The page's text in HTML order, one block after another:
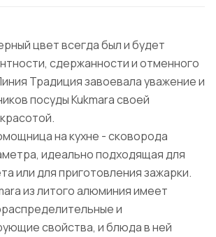
цвет всегда был и будет
сдержанности и отменного
Традиция завоевала уважение и
посуды Kukmara своей
на кухне - сковорода
идеально подходящая для
или для приготовления зажарки.
из литого алюминия имеет
и
свойства, и блюда в ней